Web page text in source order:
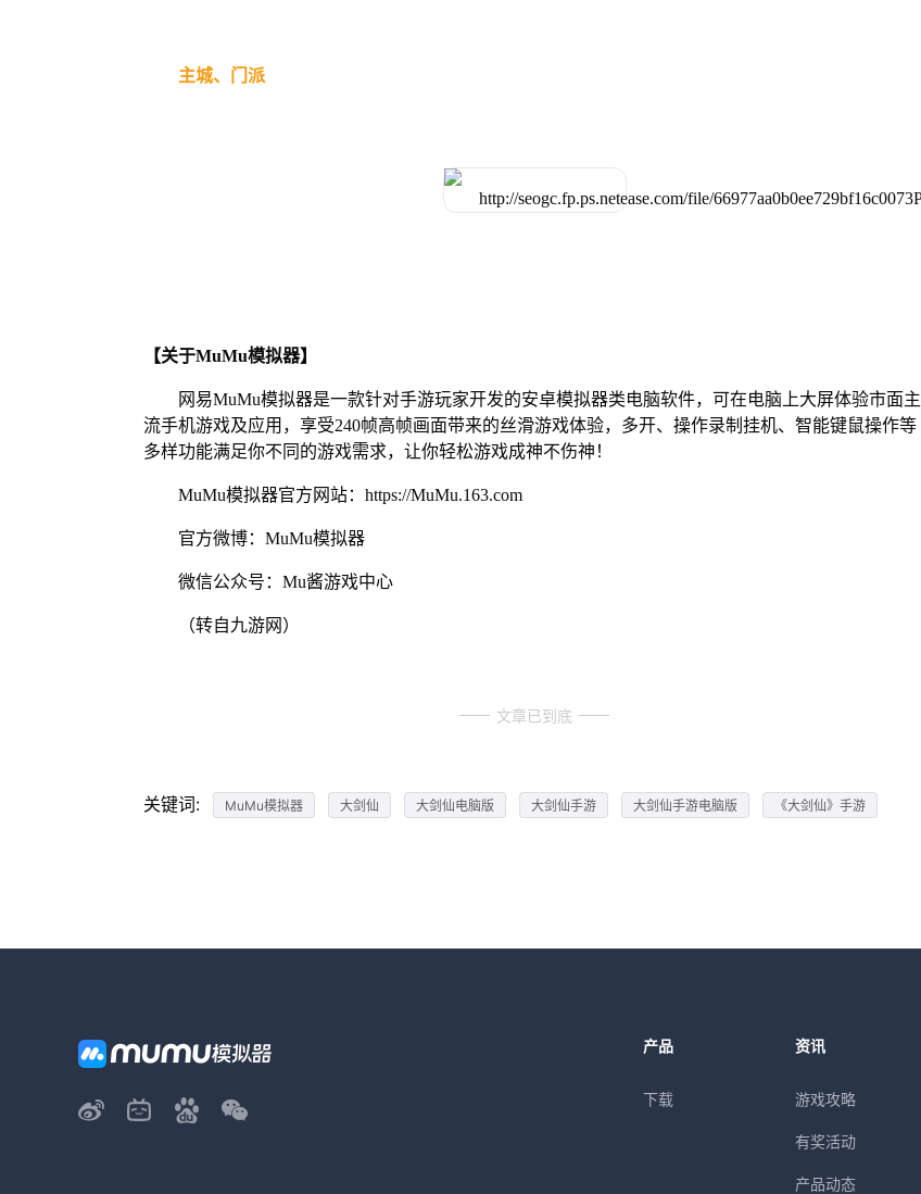
主城、门派
【关于MuMu模拟器】
网易MuMu模拟器是一款针对手游玩家开发的安卓模拟器类电脑软件，可在电脑上大屏体验市面主
流手机游戏及应用，享受240帧高帧画面带来的丝滑游戏体验，多开、操作录制挂机、智能键鼠操作等
多样功能满足你不同的游戏需求，让你轻松游戏成神不伤神！
MuMu模拟器官方网站：https://MuMu.163.com
官方微博：MuMu模拟器
微信公众号：Mu酱游戏中心
（转自九游网）
文章已到底
关键词: MuMu模拟器 大剑仙 大剑仙电脑版 大剑仙手游 大剑仙手游电脑版 《大剑仙》手游
产品
下载
资讯
游戏攻略
有奖活动
产品动态